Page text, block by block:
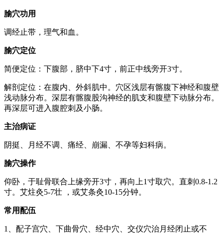
腧穴功用
调经止带，理气和血。
腧穴定位
简便定位：下腹部，脐中下4寸，前正中线旁开3寸。
解剖定位：在腹内、外斜肌中。穴区浅层有髂腹下神经和腹壁
浅动脉分布。深层有髂腹股沟神经的肌支和腹壁下动脉分布。
再深层可进入腹腔刺及小肠。
主治病证
阴挺、月经不调、痛经、崩漏、不孕等妇科病。
腧穴操作
仰卧，于耻骨联合上缘旁开3寸，再向上1寸取穴。直刺0.8-1.2
寸。艾炷灸5-7壮 ，或艾条灸10-15分钟。
常用配伍
1、配子宫穴、下曲骨穴、经中穴、交仪穴治月经闭止或不